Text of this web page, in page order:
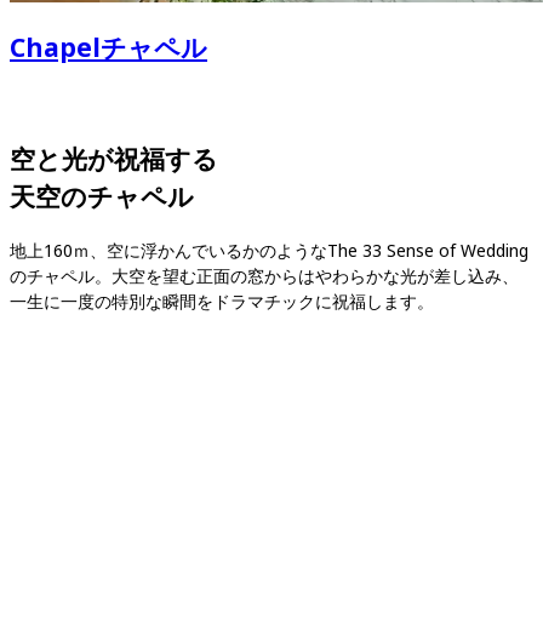
Chapelチャペル
空と光が祝福する
天空のチャペル
地上160ｍ、空に浮かんでいるかのようなThe 33 Sense of Wedding
のチャペル。大空を望む正面の窓からはやわらかな光が差し込み、
一生に一度の特別な瞬間をドラマチックに祝福します。